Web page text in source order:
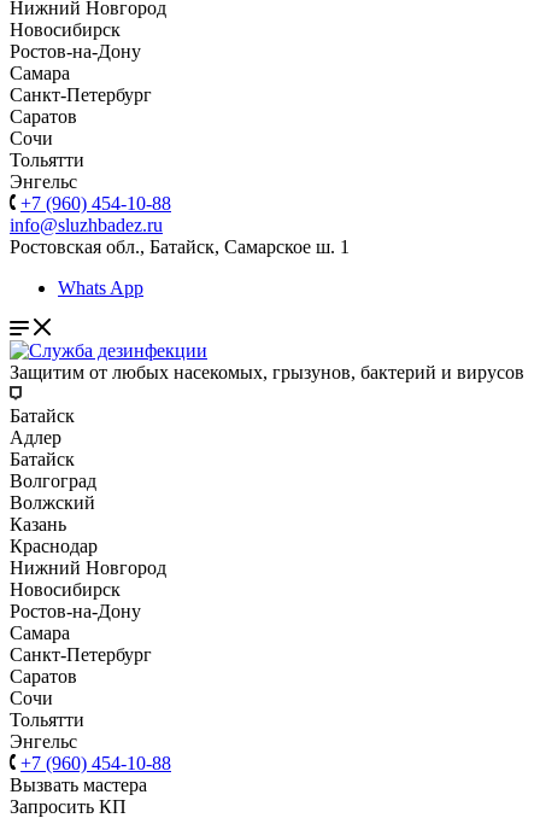
Нижний Новгород
Новосибирск
Ростов-на-Дону
Самара
Санкт-Петербург
Саратов
Сочи
Тольятти
Энгельс
+7 (960) 454-10-88
info@sluzhbadez.ru
Ростовская обл., Батайск, Самарское ш. 1
Whats App
Защитим от любых насекомых, грызунов, бактерий и вирусов
Батайск
Адлер
Батайск
Волгоград
Волжский
Казань
Краснодар
Нижний Новгород
Новосибирск
Ростов-на-Дону
Самара
Санкт-Петербург
Саратов
Сочи
Тольятти
Энгельс
+7 (960) 454-10-88
Вызвать мастера
Запросить КП